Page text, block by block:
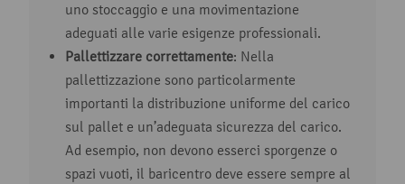
uno stoccaggio e una movimentazione
adeguati alle varie esigenze professionali.
Pallettizzare correttamente: Nella
pallettizzazione sono particolarmente
importanti la distribuzione uniforme del carico
sul pallet e un’adeguata sicurezza del carico.
Ad esempio, non devono esserci sporgenze o
spazi vuoti, il baricentro deve essere sempre al